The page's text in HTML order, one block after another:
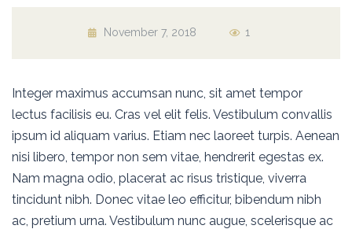
November 7, 2018 1
Integer maximus accumsan nunc, sit amet tempor
lectus facilisis eu. Cras vel elit felis. Vestibulum convallis
ipsum id aliquam varius. Etiam nec laoreet turpis. Aenean
nisi libero, tempor non sem vitae, hendrerit egestas ex.
Nam magna odio, placerat ac risus tristique, viverra
tincidunt nibh. Donec vitae leo efficitur, bibendum nibh
ac, pretium urna. Vestibulum nunc augue, scelerisque ac